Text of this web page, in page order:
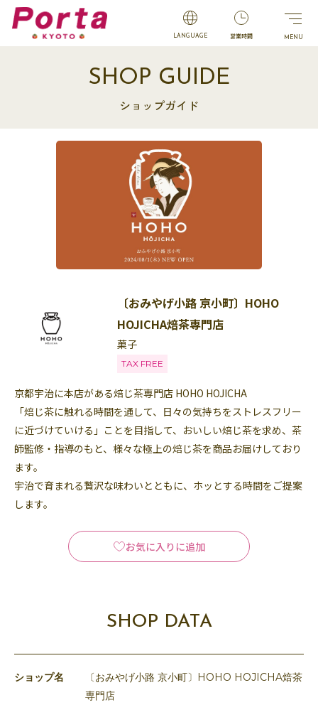
LANGUAGE 営業時間
SHOP GUIDE
ショップガイド
〔おみやげ小路 京小町〕HOHO
HOJICHA焙茶専門店
菓子
TAX FREE
京都宇治に本店がある焙じ茶専門店 HOHO HOJICHA
「焙じ茶に触れる時間を通して、日々の気持ちをストレスフリー
に近づけていける」ことを目指して、おいしい焙じ茶を求め、茶
師監修・指導のもと、様々な極上の焙じ茶を商品お届けしており
ます。
宇治で育まれる贅沢な味わいとともに、ホッとする時間をご提案
します。
お気に入りに追加
SHOP DATA
ショップ名
〔おみやげ小路 京小町〕HOHO HOJICHA焙茶
専門店